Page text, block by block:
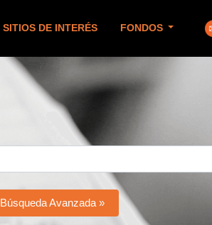
SITIOS DE INTERÉS FONDOS
Búsqueda Avanzada »